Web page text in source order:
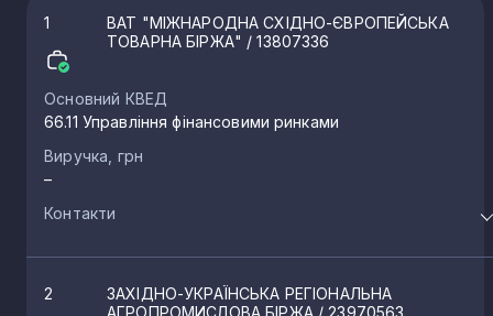
1
ВАТ "МІЖНАРОДНА СХІДНО-ЄВРОПЕЙСЬКА
ТОВАРНА БІРЖА" / 13807336
Основний КВЕД
66.11 Управління фінансовими ринками
Виручка, грн
–
Контакти
2
ЗАХІДНО-УКРАЇНСЬКА РЕГІОНАЛЬНА
АГРОПРОМИСЛОВА БІРЖА / 23970563